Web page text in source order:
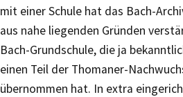
mit einer Schule hat das Bach-
aus nahe liegenden Gründen
Bach-Grundschule, die ja
einen Teil der Thomaner-
übernommen hat. In extra